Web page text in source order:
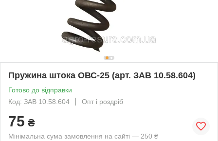
Пружина штока ОВС-25 (арт. ЗАВ 10.58.604)
Готово до відправки
Код: ЗАВ 10.58.604
Опт і роздріб
75 ₴
Мінімальна сума замовлення на сайті — 250 ₴